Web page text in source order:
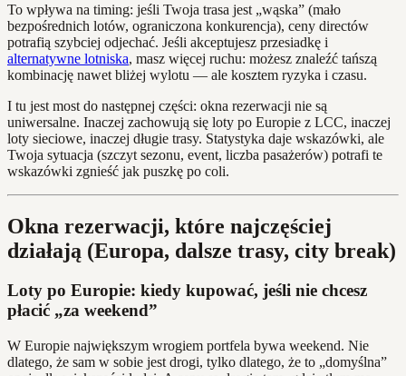
To wpływa na timing: jeśli Twoja trasa jest „wąska” (mało
bezpośrednich lotów, ograniczona konkurencja), ceny directów
potrafią szybciej odjechać. Jeśli akceptujesz przesiadkę i
alternatywne lotniska, masz więcej ruchu: możesz znaleźć tańszą
kombinację nawet bliżej wylotu — ale kosztem ryzyka i czasu.
I tu jest most do następnej części: okna rezerwacji nie są
uniwersalne. Inaczej zachowują się loty po Europie z LCC, inaczej
loty sieciowe, inaczej długie trasy. Statystyka daje wskazówki, ale
Twoja sytuacja (szczyt sezonu, event, liczba pasażerów) potrafi te
wskazówki zgnieść jak puszkę po coli.
Okna rezerwacji, które najczęściej
działają (Europa, dalsze trasy, city break)
Loty po Europie: kiedy kupować, jeśli nie chcesz
płacić „za weekend”
W Europie największym wrogiem portfela bywa weekend. Nie
dlatego, że sam w sobie jest drogi, tylko dlatego, że to „domyślna”